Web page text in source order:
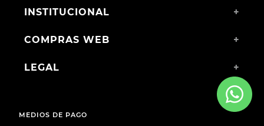
INSTITUCIONAL +
COMPRAS WEB +
LEGAL +
MEDIOS DE PAGO